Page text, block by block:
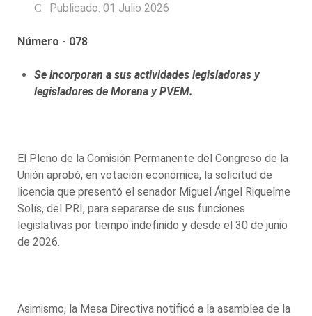
Publicado: 01 Julio 2026
Número - 078
Se incorporan a sus actividades legisladoras y
legisladores de Morena y PVEM.
El Pleno de la Comisión Permanente del Congreso de la
Unión aprobó, en votación económica, la solicitud de
licencia que presentó el senador Miguel Ángel Riquelme
Solís, del PRI, para separarse de sus funciones
legislativas por tiempo indefinido y desde el 30 de junio
de 2026.
Asimismo, la Mesa Directiva notificó a la asamblea de la